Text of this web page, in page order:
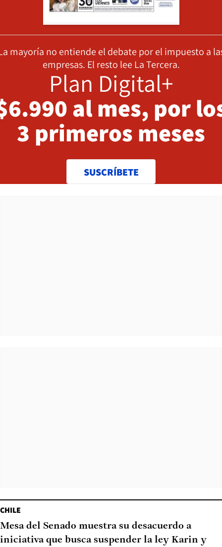
mayoría no entiende el debate por el impuesto a
empresas. El resto lee La Tercera.
Plan Digital+
al mes, por
3 primeros meses
SUSCRÍBETE
CHILE
Mesa del Senado muestra su desacuerdo a
iniciativa que busca suspender la ley Karin y